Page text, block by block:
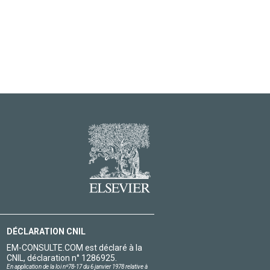
DÉCLARATION CNIL
EM-CONSULTE.COM est déclaré à la
CNIL, déclaration n° 1286925.
En application de la loi nº78-17 du 6 janvier 1978 relative à